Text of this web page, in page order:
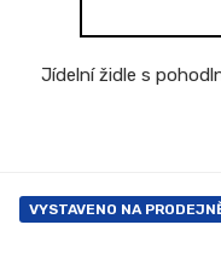
Jídelní židle s
VYSTAVENO NA